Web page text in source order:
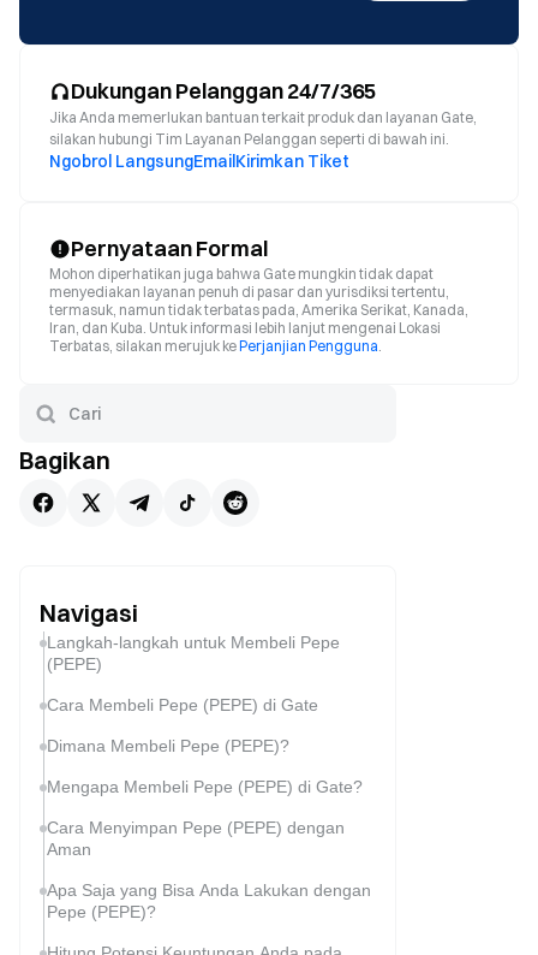
Dukungan Pelanggan 24/7/365
Jika Anda memerlukan bantuan terkait produk dan layanan Gate,
silakan hubungi Tim Layanan Pelanggan seperti di bawah ini.
Ngobrol LangsungEmailKirimkan Tiket
Pernyataan Formal
Mohon diperhatikan juga bahwa Gate mungkin tidak dapat
menyediakan layanan penuh di pasar dan yurisdiksi tertentu,
termasuk, namun tidak terbatas pada, Amerika Serikat, Kanada,
Iran, dan Kuba. Untuk informasi lebih lanjut mengenai Lokasi
Terbatas, silakan merujuk kePerjanjian Pengguna.
Bagikan
Navigasi
Langkah-langkah untuk Membeli Pepe
(PEPE)
Cara Membeli Pepe (PEPE) di Gate
Dimana Membeli Pepe (PEPE)?
Mengapa Membeli Pepe (PEPE) di Gate?
Cara Menyimpan Pepe (PEPE) dengan
Aman
Apa Saja yang Bisa Anda Lakukan dengan
Pepe (PEPE)?